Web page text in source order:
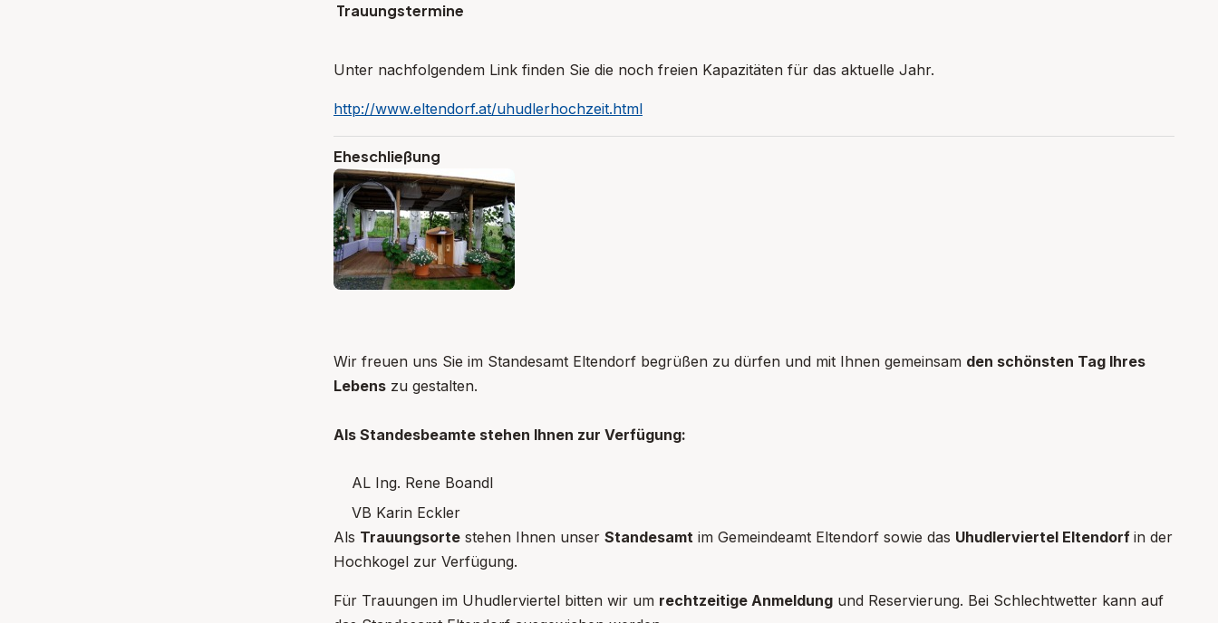
Trauungstermine
Unter nachfolgendem Link finden Sie die noch freien Kapazitäten für das aktuelle Jahr.
http://www.eltendorf.at/uhudlerhochzeit.html
Eheschließung
Wir freuen uns Sie im Standesamt Eltendorf begrüßen zu dürfen und mit Ihnen gemeinsam den schönsten Tag Ihres
Lebens zu gestalten.
Als Standesbeamte stehen Ihnen zur Verfügung:
AL Ing. Rene Boandl
VB Karin Eckler
Als Trauungsorte stehen Ihnen unser Standesamt im Gemeindeamt Eltendorf sowie das Uhudlerviertel Eltendorf in der
Hochkogel zur Verfügung.
Für Trauungen im Uhudlerviertel bitten wir um rechtzeitige Anmeldung und Reservierung. Bei Schlechtwetter kann auf